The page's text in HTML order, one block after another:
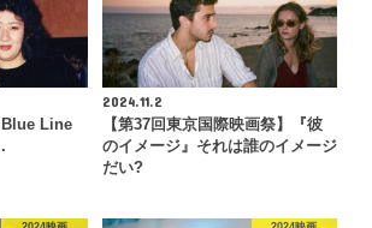
Blue Line
2024.11.2
【第37回東京国際映画祭】『彼
のイメージ』それは誰のイメージ
だい?